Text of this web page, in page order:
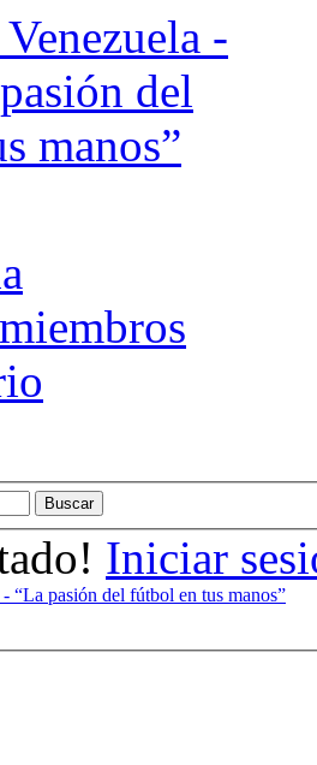
Iniciar
“La pasión del fútbol en tus manos”